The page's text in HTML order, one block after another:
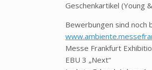
Geschenkartikel (Young
Bewerbungen sind noch
Messe Frankfurt
EBU 3 „Next“